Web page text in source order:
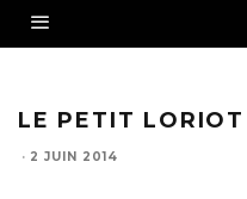
LE PETIT LORIOT
· 2 JUIN 2014